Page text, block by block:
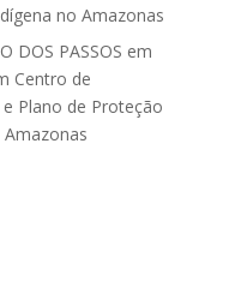
no Amazonas
DOS PASSOS em
Centro de
Plano de Proteção